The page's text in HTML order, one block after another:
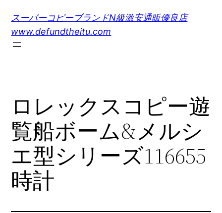
スーパーコピーブランドN級激安通販優良店
www.defundtheitu.com
ロレックスコピー遊
覧船ボーム&メルシ
エ型シリーズ116655
時計